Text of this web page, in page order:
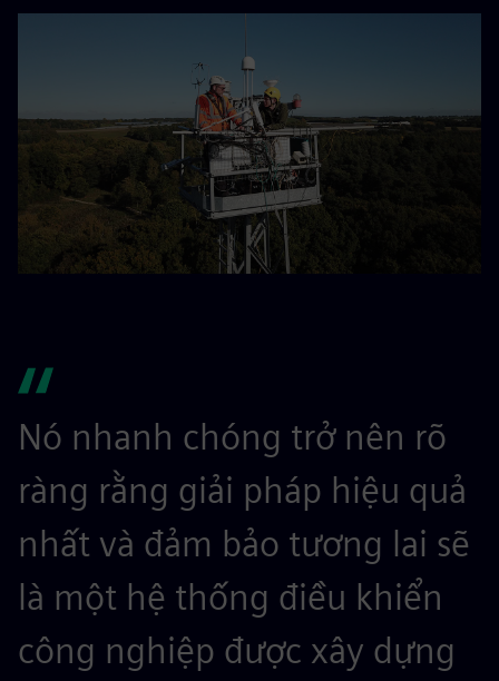
Nó nhanh chóng trở nên rõ
ràng rằng giải pháp hiệu quả
nhất và đảm bảo tương lai sẽ
là một hệ thống điều khiển
công nghiệp được xây dựng